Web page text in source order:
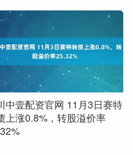
中壹配资官网 11月3日赛特
上涨0.8%，转股溢价率